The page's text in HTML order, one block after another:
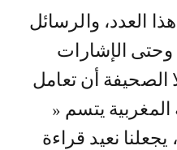
وحتى الإشارات
الصحيفة أن تعامل
يتسم «
نعيد قراءة